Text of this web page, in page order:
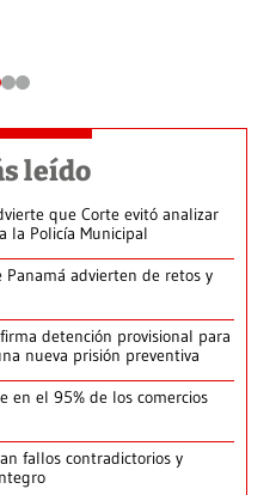
leído
que Corte evitó analizar
la Policía Municipal
Panamá advierten de retos y
detención provisional para
nueva prisión preventiva
en el 95% de los comercios
fallos contradictorios y